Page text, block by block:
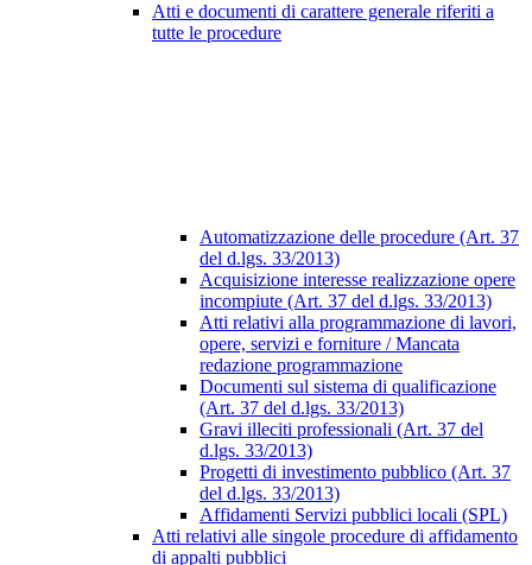
Atti e documenti di carattere generale riferiti a
tutte le procedure
Automatizzazione delle procedure (Art. 37
del d.lgs. 33/2013)
Acquisizione interesse realizzazione opere
incompiute (Art. 37 del d.lgs. 33/2013)
Atti relativi alla programmazione di lavori,
opere, servizi e forniture / Mancata
redazione programmazione
Documenti sul sistema di qualificazione
(Art. 37 del d.lgs. 33/2013)
Gravi illeciti professionali (Art. 37 del
d.lgs. 33/2013)
Progetti di investimento pubblico (Art. 37
del d.lgs. 33/2013)
Affidamenti Servizi pubblici locali (SPL)
Atti relativi alle singole procedure di affidamento
di appalti pubblici